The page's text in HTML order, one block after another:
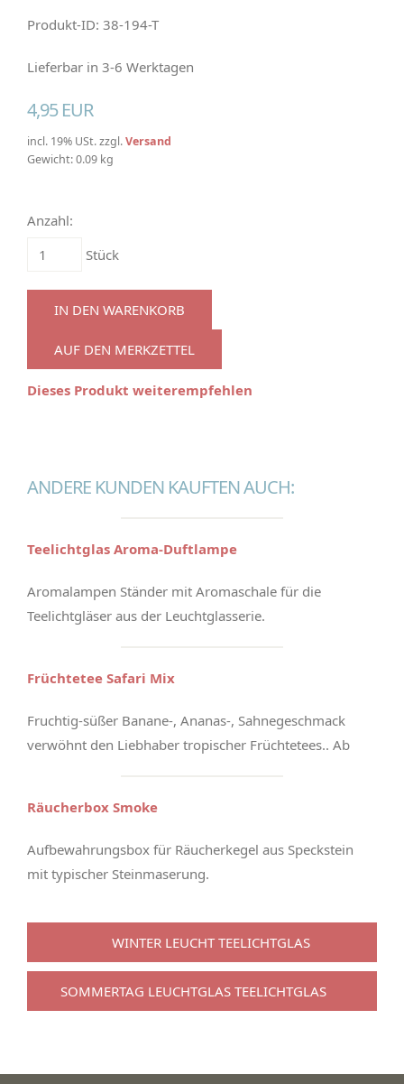
Produkt-ID: 38-194-T
Lieferbar in 3-6 Werktagen
4,95 EUR
incl. 19% USt. zzgl.Versand
Gewicht: 0.09 kg
Anzahl:
Stück
IN DEN WARENKORB
AUF DEN MERKZETTEL
Dieses Produkt weiterempfehlen
ANDERE KUNDEN KAUFTEN AUCH:
Teelichtglas Aroma-Duftlampe
Aromalampen Ständer mit Aromaschale für die
Teelichtgläser aus der Leuchtglasserie.
Früchtetee Safari Mix
Fruchtig-süßer Banane-, Ananas-, Sahnegeschmack
verwöhnt den Liebhaber tropischer Früchtetees.. Ab
Räucherbox Smoke
Aufbewahrungsbox für Räucherkegel aus Speckstein
mit typischer Steinmaserung.
WINTER LEUCHT TEELICHTGLAS
SOMMERTAG LEUCHTGLAS TEELICHTGLAS